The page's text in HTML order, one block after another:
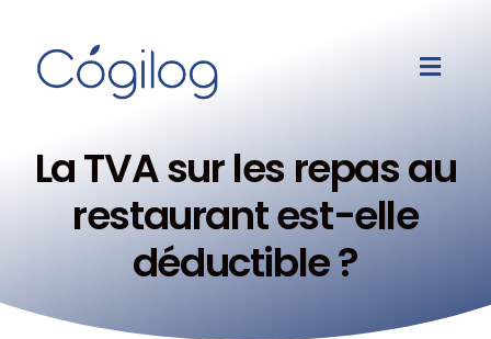
La TVA sur les repas au
restaurant est-elle
déductible ?